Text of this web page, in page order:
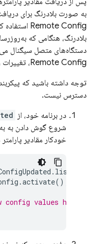
به صورت بلادرنگ برای
بلادرنگ، هنگامی که
دستگاه‌های متصل سیگنال
Remote Config، تغییرات را به طور خودکار دریافت می‌کند.
توجه داشته باشید که
دسترس نیست.
در برنامه خود، از
شروع گوش دادن به
خودکار مقادیر
. listen
.activate();
config values here.